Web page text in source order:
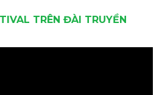
TRÊN ĐÀI TRUYỀN